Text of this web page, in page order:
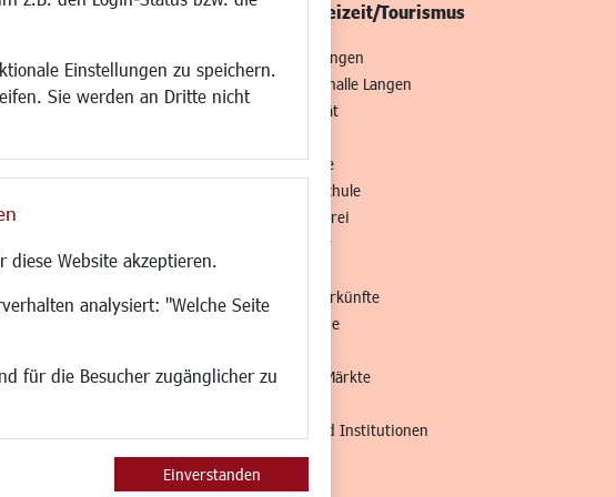
Einstellungen zu speichern.
Sie werden an Dritte nicht
diese Website akzeptieren.
analysiert: "Welche Seite
für die Besucher zugänglicher zu
Einverstanden
Bauen/Umwelt/Mobilität
Aktuelle Baustellen
CINDY S
Kultur/Freizeit/Tourismus
Veranstaltungen
Neue Stadthalle Langen
Stadtporträt
Musikschule
Volkshochschule
Stadtbücherei
Stadtarchiv
Hotels/Unterkünfte
Gastronomie
Feste und Märkte
Vereine und Institutionen